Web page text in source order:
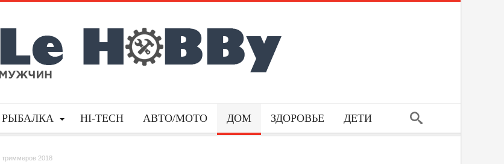
HI-TECH АВТО/МОТО ДОМ ЗДОРОВЬЕ ДЕТИ
триммеров 2018